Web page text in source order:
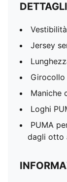
DETTAGLI
Jersey
Girocollo
Maniche
Loghi
PUMA
dagli otto